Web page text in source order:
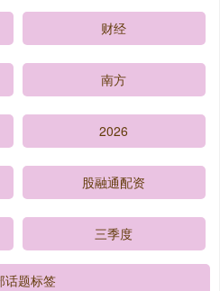
财经
南方
2026
股融通配资
三季度
话题标签